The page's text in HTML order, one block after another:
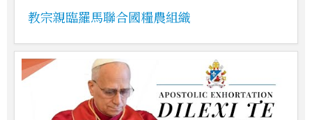
教宗親臨羅馬聯合國糧農組織